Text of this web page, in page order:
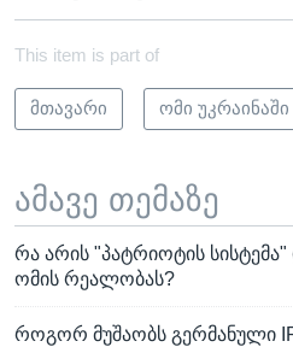
This item is part of
მთავარი ომი უკრაინაში
ამავე თემაზე
რა არის "პატრიოტის
ომის რეალობას?
როგორ მუშაობს გერმანული